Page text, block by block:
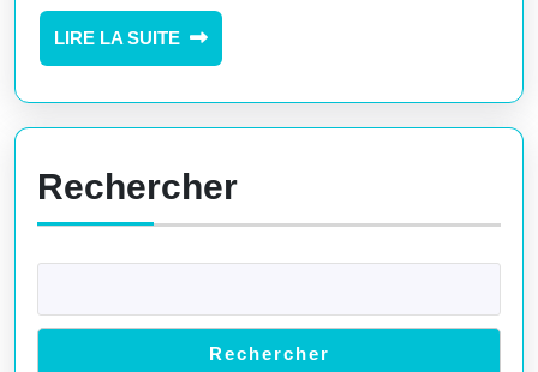
et
LIRE LA SUITE
LIRE
LA
Rechercher
Rechercher